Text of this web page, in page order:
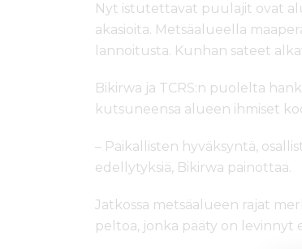
Nyt istutettavat puulajit ovat
akasioita. Metsäalueella
lannoitusta. Kunhan sateet
Bikirwa ja TCRS:n puolelta
kutsuneensa alueen ihmiset
– Paikallisten hyväksyntä,
edellytyksiä, Bikirwa painottaa.
Jatkossa metsäalueen rajat
peltoa, jonka pääty on